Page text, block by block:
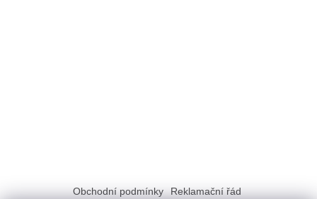
Obchodní podmínky Reklamační řád